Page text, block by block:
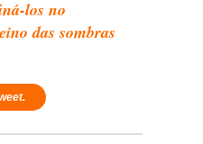
los no
das sombras